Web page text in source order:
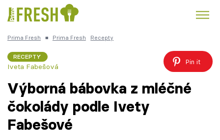
Česká kuchyně
Témata
Prima Fresh ■ Prima Fresh Recepty
RECEPTY
Iveta Fabešová
Pin it
Výborná bábovka z mléčné
čokolády podle Ivety
Fabešové